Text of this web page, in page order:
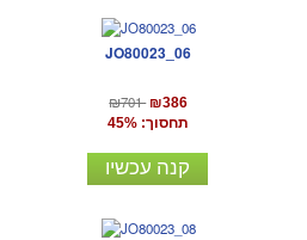
JO80023_06
₪701 ₪386
תחסוך: 45%
קנה עכשיו